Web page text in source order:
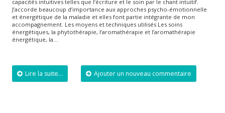
capacités intuitives telles que l’écriture et le soin par le chant intuitif.
J’accorde beaucoup d’importance aux approches psycho-émotionnelle
et énergétique de la maladie et elles font partie intégrante de mon
accompagnement. Les moyens et techniques utilisés ​Les soins
énergétiques, la phytothérapie, l’aromathérapie et l’aromathérapie
énergétique, la…
Lire la suite... Ajouter un nouveau commentaire